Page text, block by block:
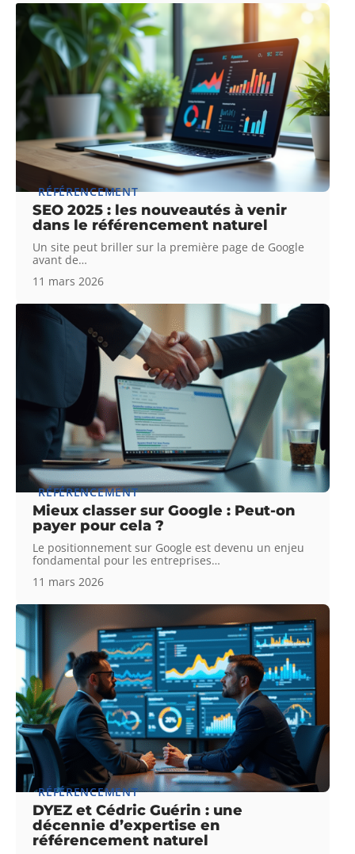
RÉFÉRENCEMENT
SEO 2025 : les nouveautés à venir
dans le référencement naturel
Un site peut briller sur la première page de Google
avant de…
11 mars 2026
RÉFÉRENCEMENT
Mieux classer sur Google : Peut-on
payer pour cela ?
Le positionnement sur Google est devenu un enjeu
fondamental pour les entreprises…
11 mars 2026
RÉFÉRENCEMENT
DYEZ et Cédric Guérin : une
décennie d’expertise en
référencement naturel